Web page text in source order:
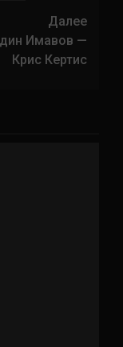
Далее
Имавов —
Крис Кертис